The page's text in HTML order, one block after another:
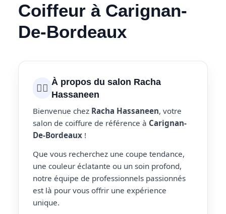
Coiffeur à Carignan-
De-Bordeaux
💇‍♀️ À propos du salon Racha
Hassaneen
Bienvenue chez Racha Hassaneen, votre
salon de coiffure de référence à Carignan-
De-Bordeaux !
Que vous recherchez une coupe tendance,
une couleur éclatante ou un soin profond,
notre équipe de professionnels passionnés
est là pour vous offrir une expérience
unique.